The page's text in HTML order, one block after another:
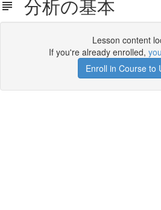
分析の基本
Lesson content
If you're already enrolled,
Enroll in Course to